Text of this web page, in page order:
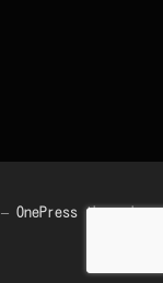
OnePresstheme by